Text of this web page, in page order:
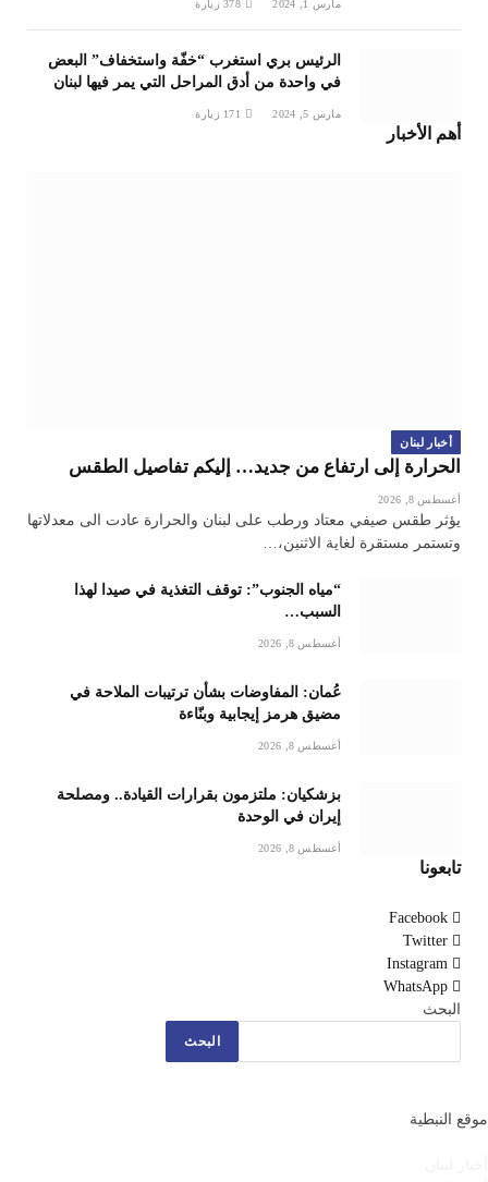
مارس 1, 2024 378 زيارة
الرئيس بري استغرب “خفّة واستخفاف” البعض
في واحدة من أدق المراحل التي يمر فيها لبنان
مارس 5, 2024 171 زيارة
أهم الأخبار
أخبار لبنان
الحرارة إلى ارتفاع من جديد… إليكم تفاصيل الطقس
أغسطس 8, 2026
يؤثر طقس صيفي معتاد ورطب على لبنان والحرارة عادت الى معدلاتها
وتستمر مستقرة لغاية الاثنين،…
“مياه الجنوب”: توقف التغذية في صيدا لهذا
السبب…
أغسطس 8, 2026
عُمان: المفاوضات بشأن ترتيبات الملاحة في
مضيق هرمز إيجابية وبنّاءة
أغسطس 8, 2026
بزشكيان: ملتزمون بقرارات القيادة.. ومصلحة
إيران في الوحدة
أغسطس 8, 2026
تابعونا
Facebook
Twitter
Instagram
WhatsApp
البحث
البحث
موقع النبطية